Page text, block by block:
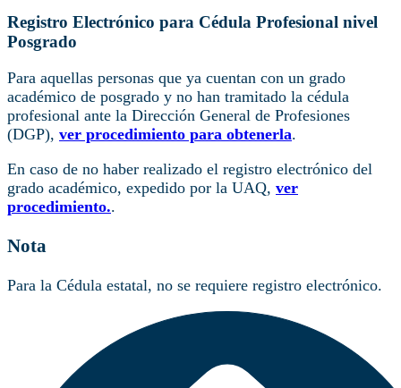
Registro Electrónico para Cédula Profesional nivel
Posgrado
Para aquellas personas que ya cuentan con un grado
académico de posgrado y no han tramitado la cédula
profesional ante la Dirección General de Profesiones
(DGP), ver procedimiento para obtenerla.
En caso de no haber realizado el registro electrónico del
grado académico, expedido por la UAQ, ver
procedimiento..
Nota
Para la Cédula estatal, no se requiere registro electrónico.